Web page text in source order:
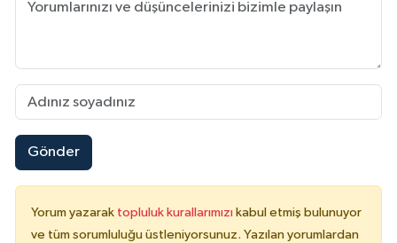
Gönder
Yorum yazarak topluluk kurallarımızı kabul etmiş bulunuyor
ve tüm sorumluluğu üstleniyorsunuz. Yazılan yorumlardan
Malatya Müftülüğü
Manisa Müftülüğü
Mardin Müftülüğü